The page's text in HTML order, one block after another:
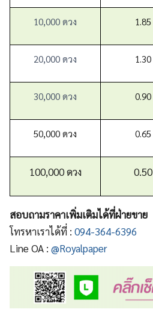
10,000 ดวง 1.85
20,000 ดวง 1.30
30,000 ดวง 0.90
50,000 ดวง 0.65
100,000 ดวง 0.50
สอบถามราคาเพิ่มเติมได้ที่ฝ่ายขาย
โทรหาเราได้ที่ : 094-364-6396
Line OA : @Royalpaper